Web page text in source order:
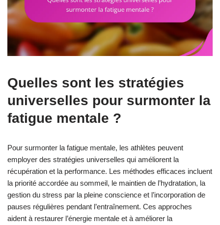
Quelles sont les stratégies
universelles pour surmonter la
fatigue mentale ?
Pour surmonter la fatigue mentale, les athlètes peuvent
employer des stratégies universelles qui améliorent la
récupération et la performance. Les méthodes efficaces incluent
la priorité accordée au sommeil, le maintien de l’hydratation, la
gestion du stress par la pleine conscience et l’incorporation de
pauses régulières pendant l’entraînement. Ces approches
aident à restaurer l’énergie mentale et à améliorer la